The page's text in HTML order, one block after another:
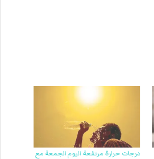
درجات حرارة مرتفعة اليوم الجمعة مع